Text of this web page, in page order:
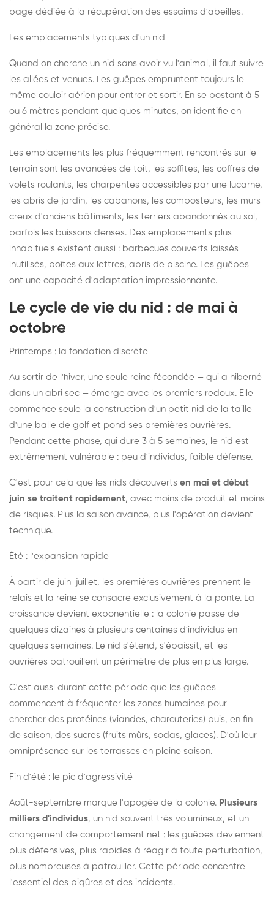
page dédiée à la récupération des essaims d'abeilles.
Les emplacements typiques d'un nid
Quand on cherche un nid sans avoir vu l'animal, il faut suivre
les allées et venues. Les guêpes empruntent toujours le
même couloir aérien pour entrer et sortir. En se postant à 5
ou 6 mètres pendant quelques minutes, on identifie en
général la zone précise.
Les emplacements les plus fréquemment rencontrés sur le
terrain sont les avancées de toit, les soffites, les coffres de
volets roulants, les charpentes accessibles par une lucarne,
les abris de jardin, les cabanons, les composteurs, les murs
creux d'anciens bâtiments, les terriers abandonnés au sol,
parfois les buissons denses. Des emplacements plus
inhabituels existent aussi : barbecues couverts laissés
inutilisés, boîtes aux lettres, abris de piscine. Les guêpes
ont une capacité d'adaptation impressionnante.
Le cycle de vie du nid : de mai à
octobre
Printemps : la fondation discrète
Au sortir de l'hiver, une seule reine fécondée — qui a hiberné
dans un abri sec — émerge avec les premiers redoux. Elle
commence seule la construction d'un petit nid de la taille
d'une balle de golf et pond ses premières ouvrières.
Pendant cette phase, qui dure 3 à 5 semaines, le nid est
extrêmement vulnérable : peu d'individus, faible défense.
C'est pour cela que les nids découverts en mai et début
juin se traitent rapidement, avec moins de produit et moins
de risques. Plus la saison avance, plus l'opération devient
technique.
Été : l'expansion rapide
À partir de juin-juillet, les premières ouvrières prennent le
relais et la reine se consacre exclusivement à la ponte. La
croissance devient exponentielle : la colonie passe de
quelques dizaines à plusieurs centaines d'individus en
quelques semaines. Le nid s'étend, s'épaissit, et les
ouvrières patrouillent un périmètre de plus en plus large.
C'est aussi durant cette période que les guêpes
commencent à fréquenter les zones humaines pour
chercher des protéines (viandes, charcuteries) puis, en fin
de saison, des sucres (fruits mûrs, sodas, glaces). D'où leur
omniprésence sur les terrasses en pleine saison.
Fin d'été : le pic d'agressivité
Août-septembre marque l'apogée de la colonie. Plusieurs
milliers d'individus, un nid souvent très volumineux, et un
changement de comportement net : les guêpes deviennent
plus défensives, plus rapides à réagir à toute perturbation,
plus nombreuses à patrouiller. Cette période concentre
l'essentiel des piqûres et des incidents.